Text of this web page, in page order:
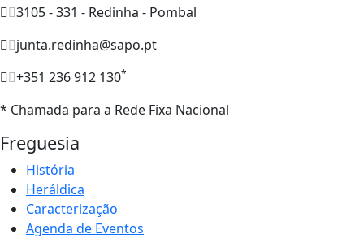
3105 - 331 - Redinha - Pombal
junta.redinha@sapo.pt
+351 236 912 130*
* Chamada para a Rede Fixa Nacional
Freguesia
História
Heráldica
Caracterização
Agenda de Eventos